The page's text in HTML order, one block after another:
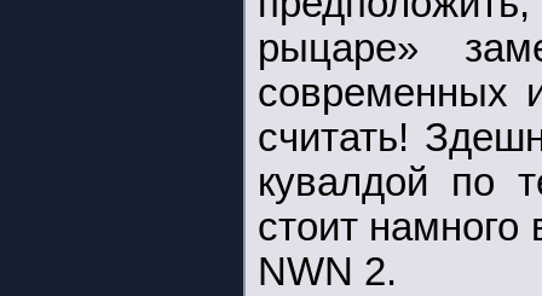
рыцаре»
современных
считать!
кувалдой по
стоит
NWN 2.